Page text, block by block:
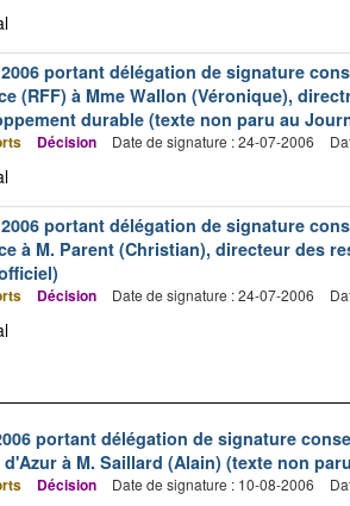
portant délégation de signature
(RFF) à Mme Wallon (Véronique),
durable (texte non paru au
Décision Date de signature : 24-07-2006
portant délégation de signature
à M. Parent (Christian), directeur des
Décision Date de signature : 24-07-2006
portant délégation de signature
à M. Saillard (Alain) (texte non
Décision Date de signature : 10-08-2006